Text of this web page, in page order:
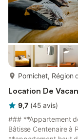
Pornichet, Région
Location De
9,7 (45 avis)
### **Appartement
Bâtisse Centenaire à